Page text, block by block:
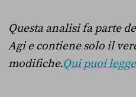
Questa analisi fa parte
Agi e contiene solo il
modifiche.Qui puoi